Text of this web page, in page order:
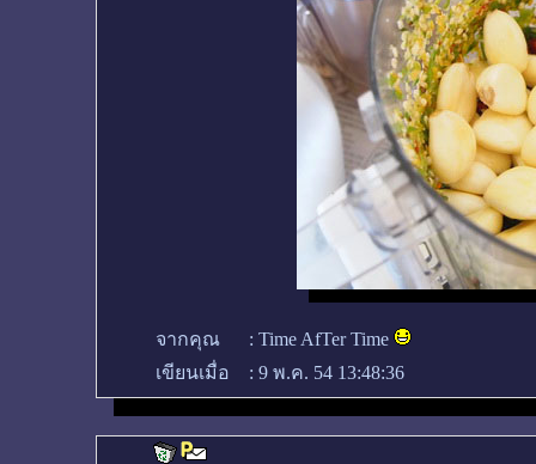
จากคุณ : Time AfTer Time
เขียนเมื่อ
: 9 พ.ค. 54 13:48:36